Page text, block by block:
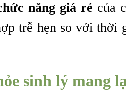
năng giá rẻ của
trễ hẹn so với thời
sinh lý mang